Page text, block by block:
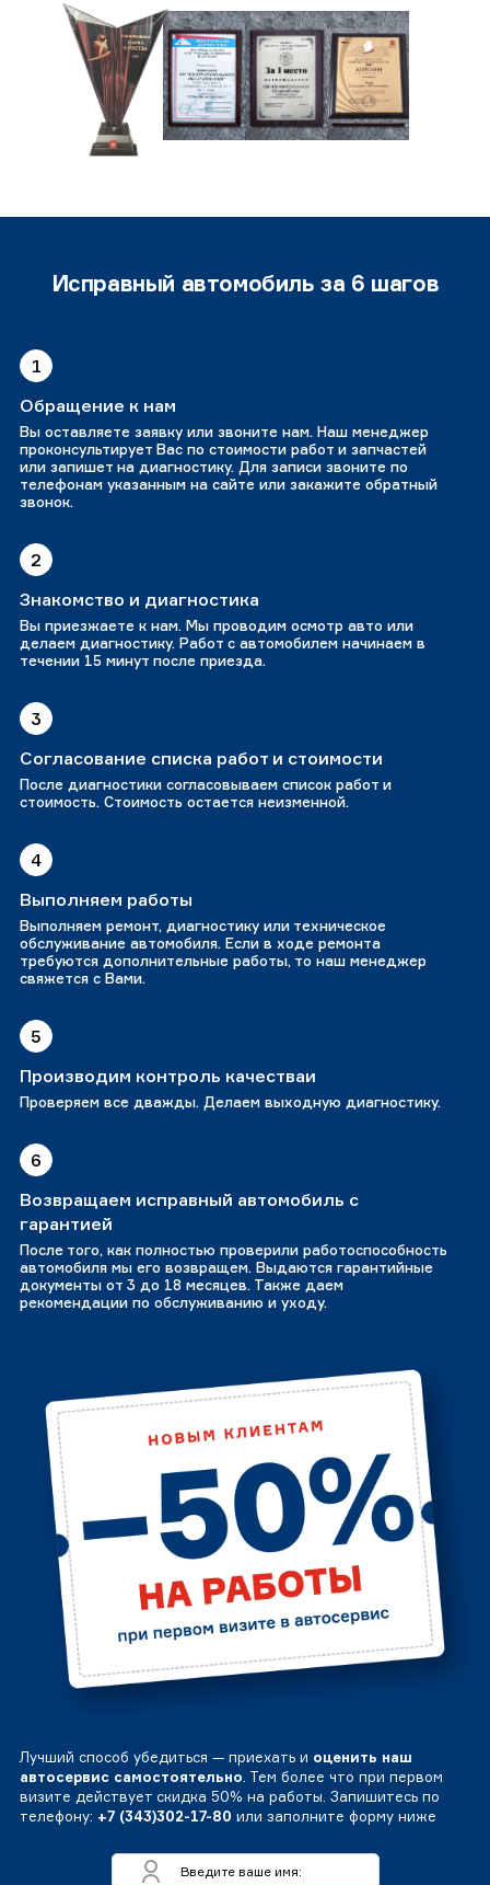
Исправный автомобиль за 6 шагов
1
Обращение к нам
Вы оставляете заявку или звоните нам. Наш менеджер
проконсультирует Вас по стоимости работ и запчастей
или запишет на диагностику. Для записи звоните по
телефонам указанным на сайте или закажите обратный
звонок.
2
Знакомство и диагностика
Вы приезжаете к нам. Мы проводим осмотр авто или
делаем диагностику. Работ с автомобилем начинаем в
течении 15 минут после приезда.
3
Согласование списка работ и стоимости
После диагностики согласовываем список работ и
стоимость. Стоимость остается неизменной.
4
Выполняем работы
Выполняем ремонт, диагностику или техническое
обслуживание автомобиля. Если в ходе ремонта
требуются дополнительные работы, то наш менеджер
свяжется с Вами.
5
Производим контроль качестваи
Проверяем все дважды. Делаем выходную диагностику.
6
Возвращаем исправный автомобиль с
гарантией
После того, как полностью проверили работоспособность
автомобиля мы его возвращем. Выдаются гарантийные
документы от 3 до 18 месяцев. Также даем
рекомендации по обслуживанию и уходу.
Лучший способ убедиться — приехать и оценить наш
автосервис самостоятельно . Тем более что при первом
визите действует скидка 50% на работы. Запишитесь по
телефону: +7 (343)302-17-80 или заполните форму ниже